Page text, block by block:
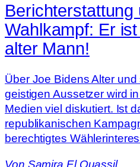
Berichterstattung
Wahlkampf: Er
alter Mann!
Über Joe Bidens Alter
geistigen Aussetzer wird
Medien viel diskutiert. Ist
republikanischen
berechtigtes
Von Samira El Ouassil